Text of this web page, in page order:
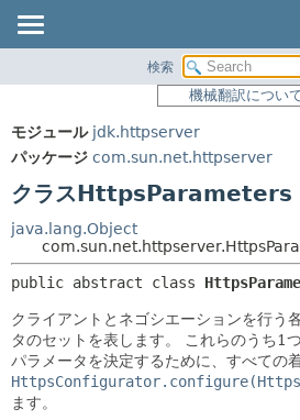
パッケージ
使用
ツリー
プレビュー
非推奨
索引
ヘルプ
サマ
詳細:
検索
機械翻訳につい
モジュール jdk.httpserver
パッケージ com.sun.net.httpserver
クラスHttpsParameters
java.lang.Object
public abstract class
クライアントとネゴシエーションを行う
タのセットを表します。
これらのうち1
パラメータを決定するために、すべての
ます。